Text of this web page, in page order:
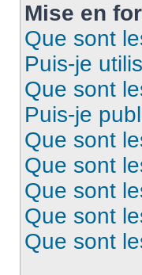
Mise en
Que sont
Puis-je
Que sont
Puis-je
Que sont
Que sont
Que sont
Que sont
Que sont